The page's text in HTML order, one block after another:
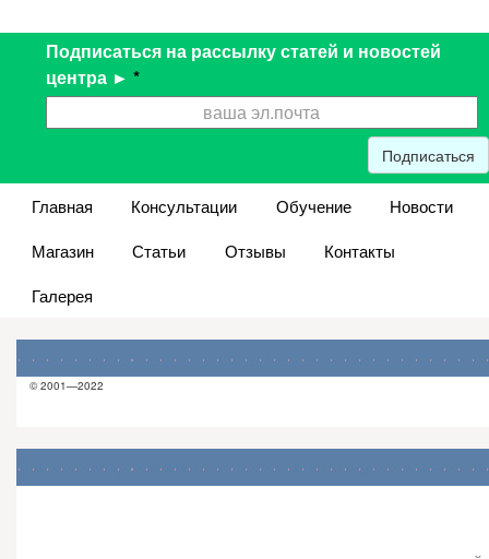
Подписаться на рассылку статей и новостей
центра ► *
Подписаться
Главная Консультации Обучение
Новости
Магазин
Статьи Отзывы
Контакты
Галерея
© 2001—2022